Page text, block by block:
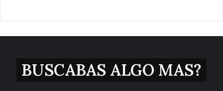
BUSCABAS ALGO MAS?